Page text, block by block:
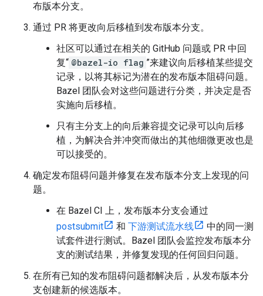
布版本分支。
通过 PR 将更改向后移植到发布版本分支。
社区可以通过在相关的 GitHub 问题或 PR 中回
复“ @bazel-io flag ”来建议向后移植某些提交
记录，以将其标记为潜在的发布版本阻碍问题。
Bazel 团队会对这些问题进行分类，并决定是否
实施向后移植。
只有主分支上的向后兼容提交记录可以向后移
植，为解决合并冲突而做出的其他细微更改也是
可以接受的。
确定发布阻碍问题并修复在发布版本分支上发现的问
题。
在 Bazel CI 上，发布版本分支会通过
postsubmit
和 下游测试流水线
中的同一测
试套件进行测试。Bazel 团队会监控发布版本分
支的测试结果，并修复发现的任何回归问题。
在所有已知的发布阻碍问题都解决后，从发布版本分
支创建新的候选版本。